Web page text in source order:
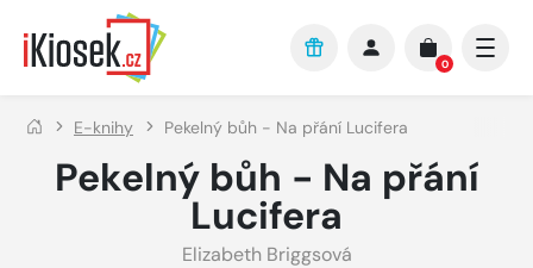
Přejít na hlavní obsah
0
E-knihy Pekelný bůh - Na přání Lucifera
Pekelný bůh - Na přání
Lucifera
Elizabeth Briggsová